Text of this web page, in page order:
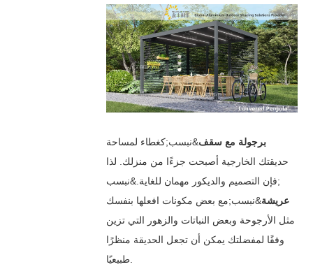
برجولة مع سقف&نبسب;كغطاء لمساحة
حديقتك الخارجية أصبحت جزءًا من منزلك. لذا
فإن التصميم والديكور مهمان للغاية.&نبسب;
عريشة&نبسب;مع بعض مكونات افعلها بنفسك
مثل الأرجوحة وبعض النباتات والزهور التي تزين
وفقًا لمفضلتك يمكن أن تجعل الحديقة منظرًا
طبيعيًا.